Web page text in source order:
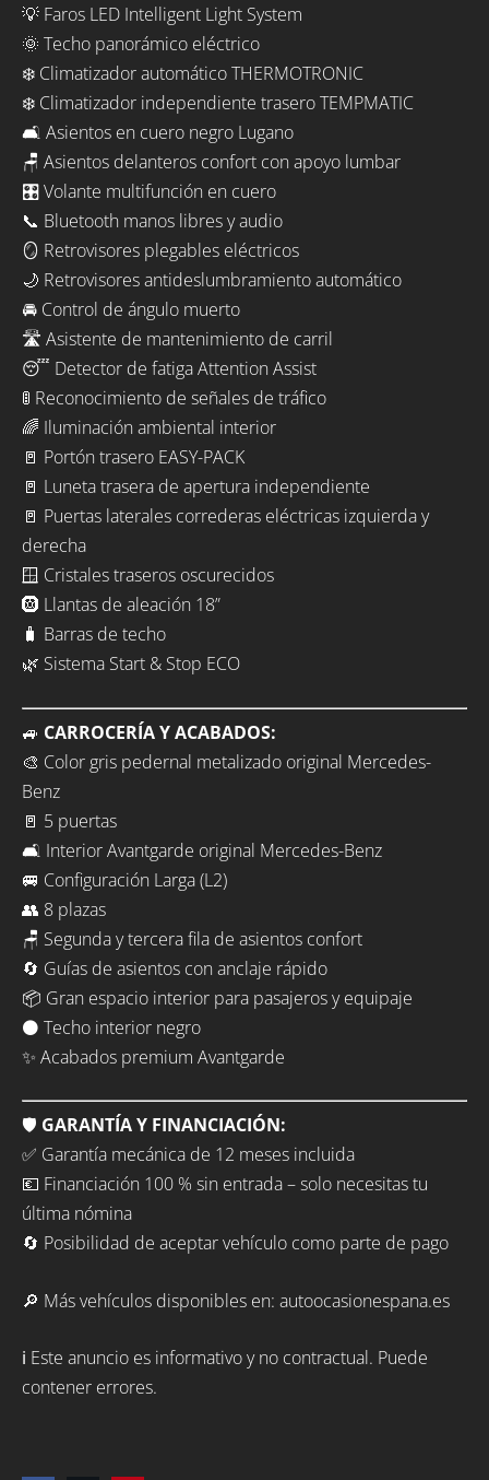
💡 Faros LED Intelligent Light System
🌞 Techo panorámico eléctrico
❄️ Climatizador automático THERMOTRONIC
❄️ Climatizador independiente trasero TEMPMATIC
🛋️ Asientos en cuero negro Lugano
🪑 Asientos delanteros confort con apoyo lumbar
🎛️ Volante multifunción en cuero
📞 Bluetooth manos libres y audio
🪞 Retrovisores plegables eléctricos
🌙 Retrovisores antideslumbramiento automático
🚘 Control de ángulo muerto
🛣️ Asistente de mantenimiento de carril
😴 Detector de fatiga Attention Assist
🚦 Reconocimiento de señales de tráfico
🌈 Iluminación ambiental interior
🚪 Portón trasero EASY-PACK
🚪 Luneta trasera de apertura independiente
🚪 Puertas laterales correderas eléctricas izquierda y
derecha
🪟 Cristales traseros oscurecidos
🛞 Llantas de aleación 18”
🧳 Barras de techo
🌿 Sistema Start & Stop ECO
🚙 CARROCERÍA Y ACABADOS:
🎨 Color gris pedernal metalizado original Mercedes-
Benz
🚪 5 puertas
🛋️ Interior Avantgarde original Mercedes-Benz
🚐 Configuración Larga (L2)
👥 8 plazas
🪑 Segunda y tercera fila de asientos confort
🔄 Guías de asientos con anclaje rápido
📦 Gran espacio interior para pasajeros y equipaje
⚫ Techo interior negro
✨ Acabados premium Avantgarde
🛡️ GARANTÍA Y FINANCIACIÓN:
✅ Garantía mecánica de 12 meses incluida
💶 Financiación 100 % sin entrada – solo necesitas tu
última nómina
🔄 Posibilidad de aceptar vehículo como parte de pago
🔎 Más vehículos disponibles en: autoocasionespana.es
ℹ️ Este anuncio es informativo y no contractual. Puede
contener errores.